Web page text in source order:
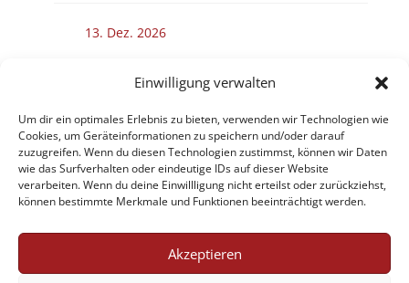
Einwilligung verwalten
Um dir ein optimales Erlebnis zu bieten, verwenden wir Technologien wie
Cookies, um Geräteinformationen zu speichern und/oder darauf
zuzugreifen. Wenn du diesen Technologien zustimmst, können wir Daten
wie das Surfverhalten oder eindeutige IDs auf dieser Website
verarbeiten. Wenn du deine Einwillligung nicht erteilst oder zurückziehst,
können bestimmte Merkmale und Funktionen beeinträchtigt werden.
Akzeptieren
13. Dez. 2026
die feisten
Millennium Event Center
Braunschweig
Programm:MoskitoMehr erfahren…
TICKETS KAUFEN